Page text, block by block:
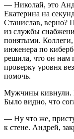
— Николай, это
Екатерина на
Станислав, верно?
из службы
понятыми.
инженера по
решила, что он нам
проверку уровня
помочь.
Мужчины кивнули.
Было видно, что
— Ну что же,
к стене. Андрей,